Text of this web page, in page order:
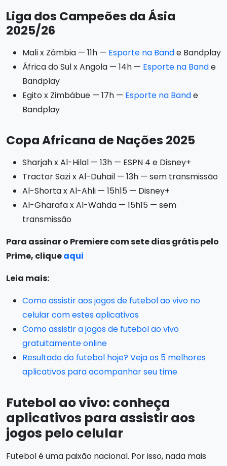
Liga dos Campeões da Ásia
2025/26
Mali x Zâmbia — 11h — Esporte na Bande Bandplay
África do Sul x Angola — 14h — Esporte na Bande
Bandplay
Egito x Zimbábue — 17h — Esporte na Bande
Bandplay
Copa Africana de Nações 2025
Sharjah x Al-Hilal — 13h — ESPN 4 e Disney+
Tractor Sazi x Al-Duhail — 13h — sem transmissão
Al-Shorta x Al-Ahli — 15h15 — Disney+
Al-Gharafa x Al-Wahda — 15h15 — sem
transmissão
Para assinar o Premiere com sete dias grátis pelo
Prime, cliqueaqui
Leia mais:
Como assistir aos jogos de futebol ao vivo no
celular com estes aplicativos
Como assistir a jogos de futebol ao vivo
gratuitamente online
Resultado do futebol hoje? Veja os 5 melhores
aplicativos para acompanhar seu time
Futebol ao vivo: conheça
aplicativos para assistir aos
jogos pelo celular
Futebol é uma paixão nacional. Por isso, nada mais